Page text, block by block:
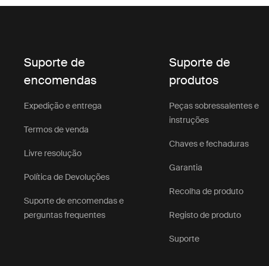
Suporte de
encomendas
Expedição e entrega
Termos de venda
Livre resolução
Política de Devoluções
Suporte de encomendas e
perguntas frequentes
Suporte de
produtos
Peças sobressalentes e
instruções
Chaves e fechaduras
Garantia
Recolha de produto
Registo de produto
Suporte